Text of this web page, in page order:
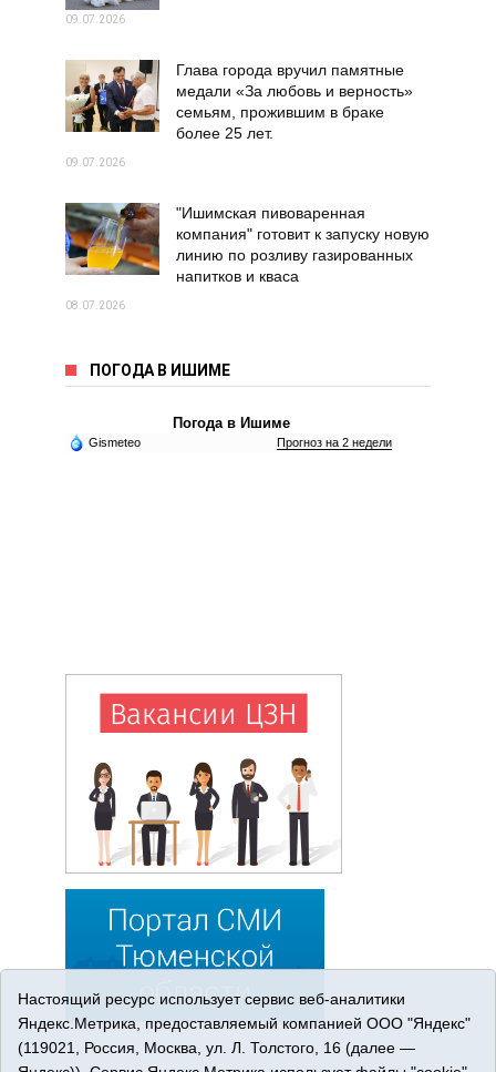
09.07.2026
Глава города вручил памятные
медали «За любовь и верность»
семьям, прожившим в браке
более 25 лет.
09.07.2026
"Ишимская пивоваренная
компания" готовит к запуску новую
линию по розливу газированных
напитков и кваса
08.07.2026
ПОГОДА В ИШИМЕ
Погода в Ишиме
Gismeteo Прогноз на 2 недели
Настоящий ресурс использует сервис веб-аналитики
Яндекс.Метрика, предоставляемый компанией ООО "Яндекс"
(119021, Россия, Москва, ул. Л. Толстого, 16 (далее —